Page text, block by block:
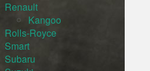
Renault
Kangoo
Rolls-Royce
Smart
Subaru